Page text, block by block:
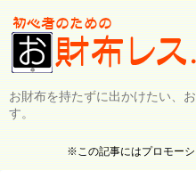
お財布を持たずに出かけたい、
す。
※この記事にはプロモー